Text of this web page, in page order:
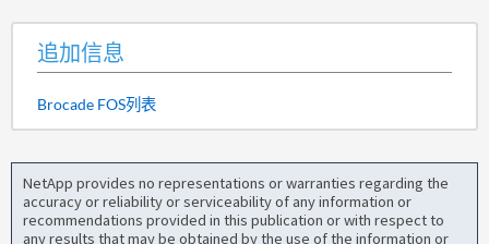
追加信息
Brocade FOS列表
NetApp provides no representations or warranties regarding the
accuracy or reliability or serviceability of any information or
recommendations provided in this publication or with respect to
any results that may be obtained by the use of the information or